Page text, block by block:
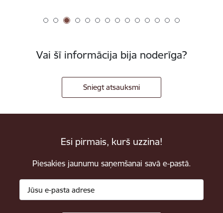
Vai šī informācija bija noderīga?
Sniegt atsauksmi
Esi pirmais, kurš uzzina!
Piesakies jaunumu saņemšanai savā e-pastā.